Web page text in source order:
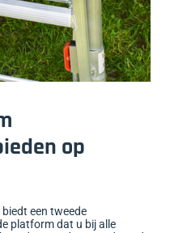
op
een tweede
platform dat u bij alle